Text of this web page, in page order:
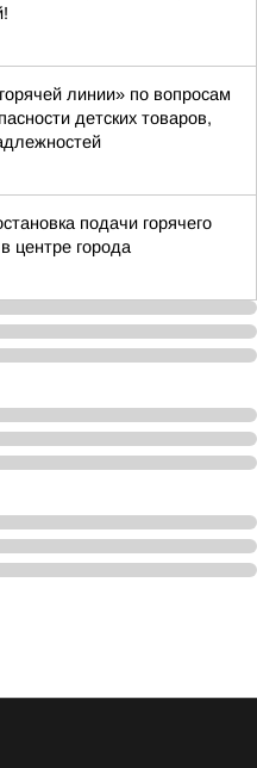
линии» по вопросам
детских товаров,
подачи горячего
центре города